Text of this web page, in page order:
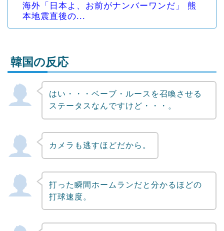
海外「日本よ、お前がナンバーワンだ」 熊
本地震直後の...
Powered by livedoor 相互RSS
韓国の反応
はい・・・ベーブ・ルースを召喚させる
ステータスなんですけど・・・。
カメラも逃すほどだから。
打った瞬間ホームランだと分かるほどの
打球速度。